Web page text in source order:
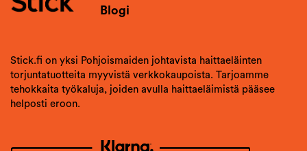
Blogi
Stick.fi on yksi Pohjoismaiden johtavista haittaeläinten
torjuntatuotteita myyvistä verkkokaupoista. Tarjoamme
tehokkaita työkaluja, joiden avulla haittaeläimistä pääsee
helposti eroon.